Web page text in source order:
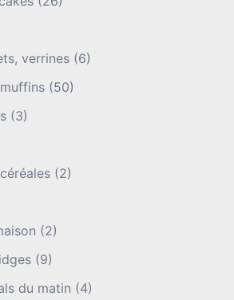
verrines (6)
(50)
(3)
(2)
(2)
(9)
du matin (4)